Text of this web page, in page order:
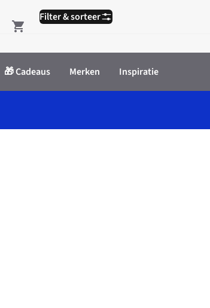
Shopping cart
🎁 Cadeaus Merken Inspiratie
Filter & sorteer